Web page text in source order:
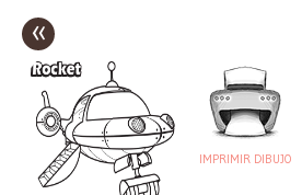
«
IMPRIMIR DIBUJO